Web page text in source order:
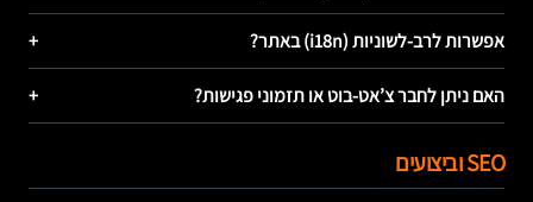
אפשרות לרב-לשוניות (i18n) באתר? +
האם ניתן לחבר צ’אט-בוט או תזמוני פגישות? +
SEO וביצועים